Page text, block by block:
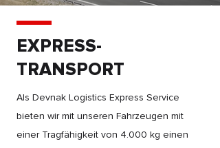
EXPRESS-
TRANSPORT
Als Devnak Logistics Express Service
bieten wir mit unseren Fahrzeugen mit
einer Tragfähigkeit von 4.000 kg einen